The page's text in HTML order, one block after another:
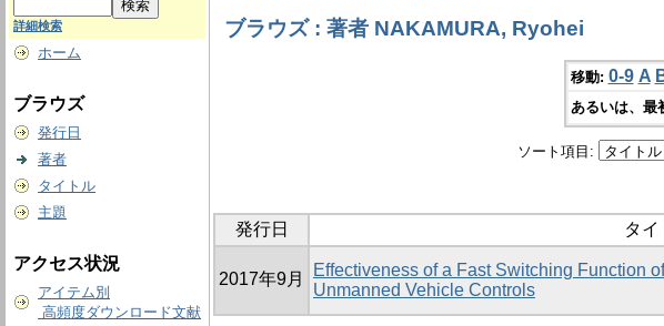
詳細検索
ホーム
ブラウズ
発行日
著者
タイトル
主題
アクセス状況
アイテム別
高頻度ダウンロード文献
ブラウズ : 著者 NAKAMURA, Ryohei
移動: 0-9 A
あるいは、最
ソート項目:
発行日 タイ
2017年9月
Effectiveness of a Fast Switching
Unmanned Vehicle Controls